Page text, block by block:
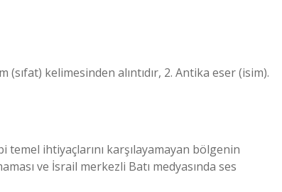
kelimesinden alıntıdır, 2. Antika eser (isim).
ihtiyaçlarını karşılayamayan bölgenin
ve İsrail merkezli Batı medyasında ses